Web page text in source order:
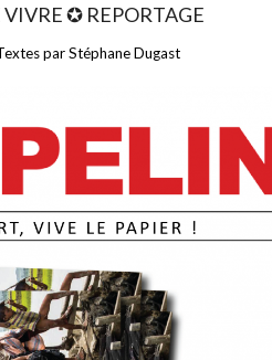
✪ REPORTAGE
par Stéphane Dugast